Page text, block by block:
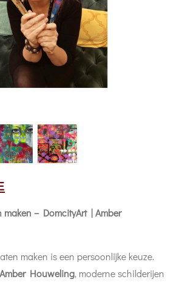
– DomcityArt | Amber
maken is een persoonlijke keuze.
Amber Houweling, moderne schilderijen